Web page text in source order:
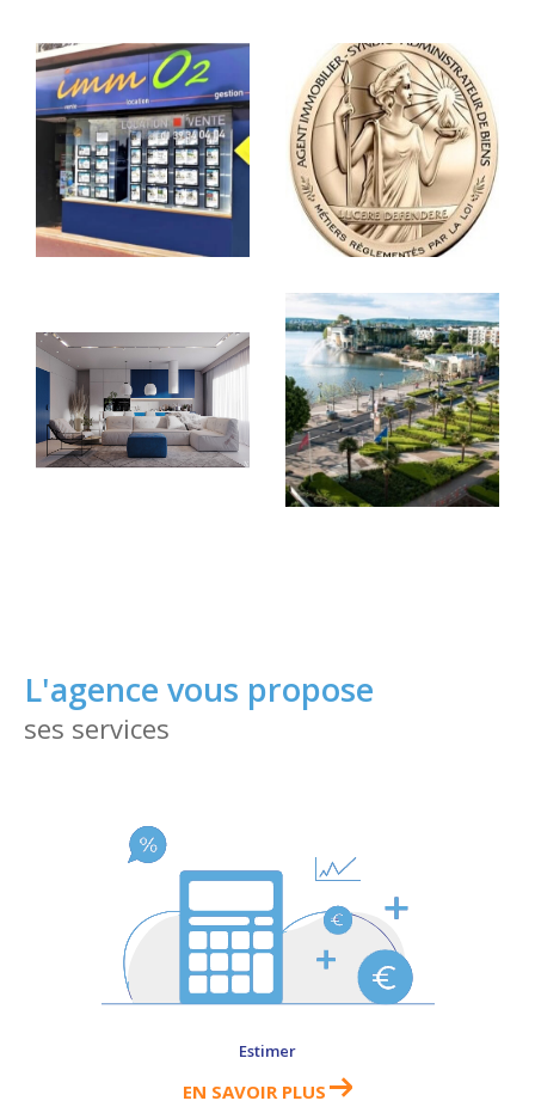
valeur, vous manquez de temps ou n'avez ni l'envie
ni les compétences pour vous en occuper ? Notre
agence vous accompagne dans toutes les étapes :
Del'estimation, lamise en vente, la recherche
desfuturs acquéreurset jusqu'à la signature de
l’acte authentique chez le notaire.
Confier la gestion de son bien
Gérer son bien à Enghien les Bainsest
compliqué et vous souhaitez déléguer ? Confiez-
nous la maison, l'appartement ou le commerce que
vous désirez mettre en gestion et notre agence
Contacter immo2 à
Enghien les Bains
Notre agence est au cœur du Val d'Oise, à
seulement quelques kilomètres de la capitale,
département très dynamique et offrant de belles
opportunités. Optimiser vos chances de vendre ou
d'acheter rapidement dans le secteur grâce à nos
L'agence vous propose
ses services
Estimer
EN SAVOIR PLUS